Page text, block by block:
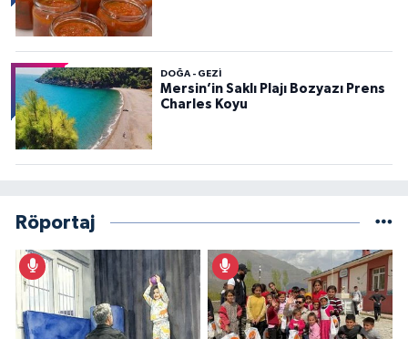
DOĞA - GEZI
Mersin’in Saklı Plajı Bozyazı Prens
Charles Koyu
Röportaj